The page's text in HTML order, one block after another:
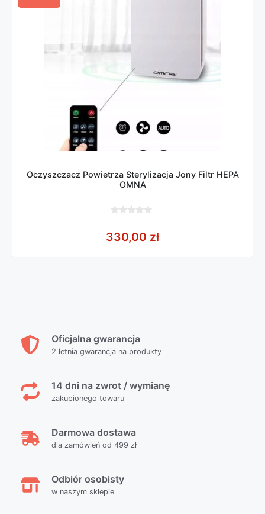
Oczyszczacz Powietrza Sterylizacja Jony Filtr HEPA
OMNA
5
330,00 zł
Oficjalna gwarancja
2 letnia gwarancja na produkty
14 dni na zwrot / wymianę
zakupionego towaru
Darmowa dostawa
dla zamówień od 499 zł
Odbiór osobisty
w naszym sklepie